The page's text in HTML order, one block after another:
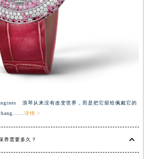
浪琴从来没有改变世界，而是把它留给佩戴它的
详情 >
养需要多久？